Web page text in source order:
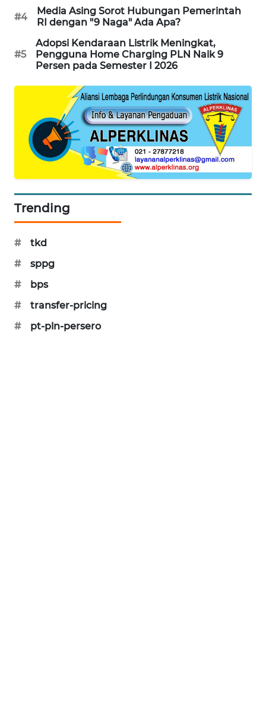
#4
Media Asing Sorot Hubungan Pemerintah
RI dengan "9 Naga" Ada Apa?
#5
Adopsi Kendaraan Listrik Meningkat,
Pengguna Home Charging PLN Naik 9
Persen pada Semester I 2026
Trending
#
tkd
#
sppg
#
bps
#
transfer-pricing
#
pt-pln-persero
JURNAL
MARITIM
HUMBANG
NEWS
GARONGGANG
NEWS
FISUELRI
ENERGI
CILEUNGSI
NEWS
BERKAT
NEWS